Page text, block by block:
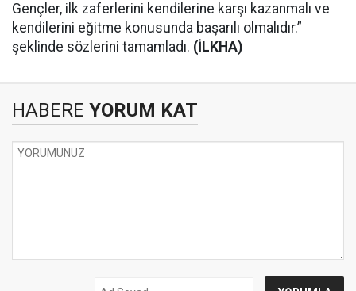
Gençler, ilk zaferlerini kendilerine karşı kazanmalı ve
kendilerini eğitme konusunda başarılı olmalıdır.”
şeklinde sözlerini tamamladı. (İLKHA)
HABERE YORUM KAT